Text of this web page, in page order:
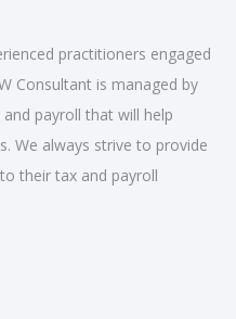
practitioners engaged
Consultant is managed by
payroll that will help
We always strive to provide
their tax and payroll